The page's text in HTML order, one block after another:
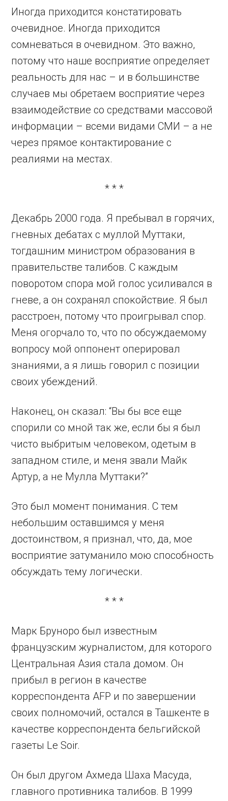
Иногда приходится констатировать
очевидное. Иногда приходится
сомневаться в очевидном. Это важно,
потому что наше восприятие определяет
реальность для нас – и в большинстве
случаев мы обретаем восприятие через
взаимодействие со средствами массовой
информации – всеми видами СМИ – а не
через прямое контактирование с
реалиями на местах.
* * *
Декабрь 2000 года. Я пребывал в горячих,
гневных дебатах с муллой Муттаки,
тогдашним министром образования в
правительстве талибов. С каждым
поворотом спора мой голос усиливался в
гневе, а он сохранял спокойствие. Я был
расстроен, потому что проигрывал спор.
Меня огорчало то, что по обсуждаемому
вопросу мой оппонент оперировал
знаниями, а я лишь говорил с позиции
своих убеждений.
Наконец, он сказал: “Вы бы все еще
спорили со мной так же, если бы я был
чисто выбритым человеком, одетым в
западном стиле, и меня звали Майк
Артур, а не Мулла Муттаки?”
Это был момент понимания. С тем
небольшим оставшимся у меня
достоинством, я признал, что, да, мое
восприятие затуманило мою способность
обсуждать тему логически.
* * *
Марк Бруноро был известным
французским журналистом, для которого
Центральная Азия стала домом. Он
прибыл в регион в качестве
корреспондента AFP и по завершении
своих полномочий, остался в Ташкенте в
качестве корреспондента бельгийской
газеты Le Soir.
Он был другом Ахмеда Шаха Масуда,
главного противника талибов. В 1999